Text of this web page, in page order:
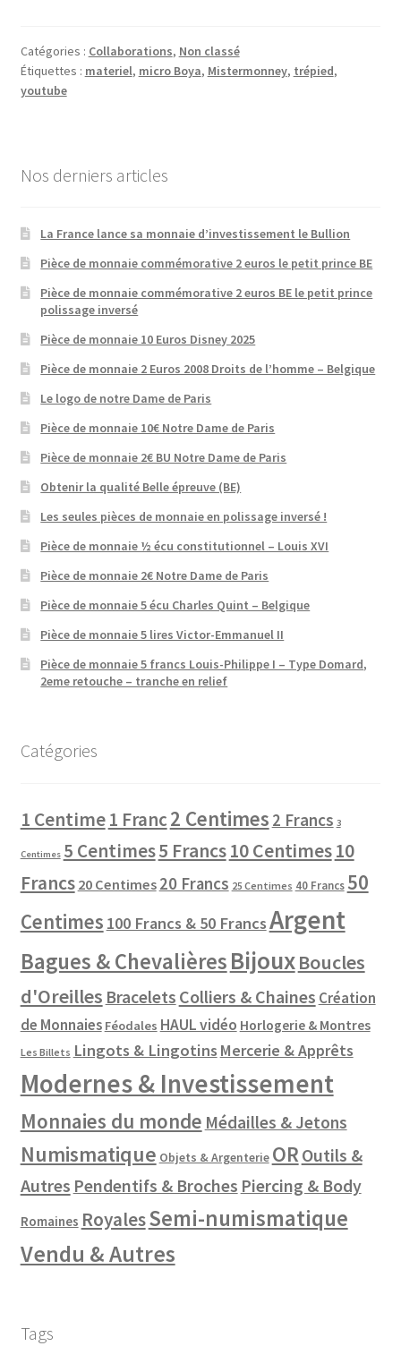
Catégories : Collaborations, Non classé
Étiquettes : materiel, micro Boya, Mistermonney, trépied,
youtube
Nos derniers articles
La France lance sa monnaie d’investissement le Bullion
Pièce de monnaie commémorative 2 euros le petit prince BE
Pièce de monnaie commémorative 2 euros BE le petit prince
polissage inversé
Pièce de monnaie 10 Euros Disney 2025
Pièce de monnaie 2 Euros 2008 Droits de l’homme – Belgique
Le logo de notre Dame de Paris
Pièce de monnaie 10€ Notre Dame de Paris
Pièce de monnaie 2€ BU Notre Dame de Paris
Obtenir la qualité Belle épreuve (BE)
Les seules pièces de monnaie en polissage inversé !
Pièce de monnaie ½ écu constitutionnel – Louis XVI
Pièce de monnaie 2€ Notre Dame de Paris
Pièce de monnaie 5 écu Charles Quint – Belgique
Pièce de monnaie 5 lires Victor-Emmanuel II
Pièce de monnaie 5 francs Louis-Philippe I – Type Domard,
2eme retouche – tranche en relief
Catégories
1 Centime1 Franc2 Centimes 2 Francs 3
Centimes 5 Centimes5 Francs10 Centimes10
Francs 20 Centimes 20 Francs 25 Centimes 40 Francs 50
Centimes 100 Francs & 50 FrancsArgent
Bagues & ChevalièresBijouxBoucles
d'Oreilles Bracelets Colliers & Chaines Création
de Monnaies Féodales HAUL vidéo Horlogerie & Montres
Les Billets Lingots & Lingotins Mercerie & Apprêts
Modernes & Investissement
Monnaies du monde Médailles & Jetons
Numismatique Objets & Argenterie OR Outils &
Autres Pendentifs & Broches Piercing & Body
Romaines RoyalesSemi-numismatique
Vendu & Autres
Tags